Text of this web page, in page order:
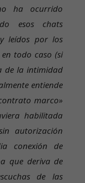
ha ocurrido
esos chats
leídos por los
todo caso (si
de la intimidad
entiende
marco»
habilitada
autorización
conexión de
que deriva de
de las